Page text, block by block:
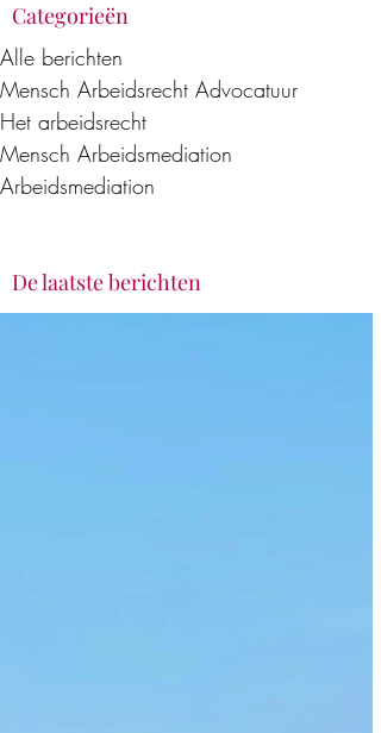
Categorieën
Alle berichten
Mensch Arbeidsrecht Advocatuur
Het arbeidsrecht
Mensch Arbeidsmediation
Arbeidsmediation
De laatste berichten